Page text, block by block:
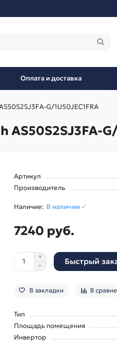
Оплата и доставка
G/1U50JEC1FRA
G/
Артикул
Производитель
В наличии ✓
7240 руб.
Быстрый
В закладки В
Тип
Площадь помещения
Инвертор